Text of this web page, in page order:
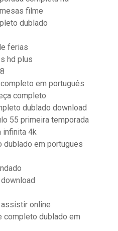
filme
dublado
ferias
hd plus
em português
completo
dublado download
55 primeira temporada
infinita 4k
dublado em portugues
online
completo dublado em